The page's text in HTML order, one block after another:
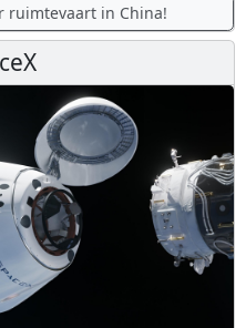
ruimtevaart in China!